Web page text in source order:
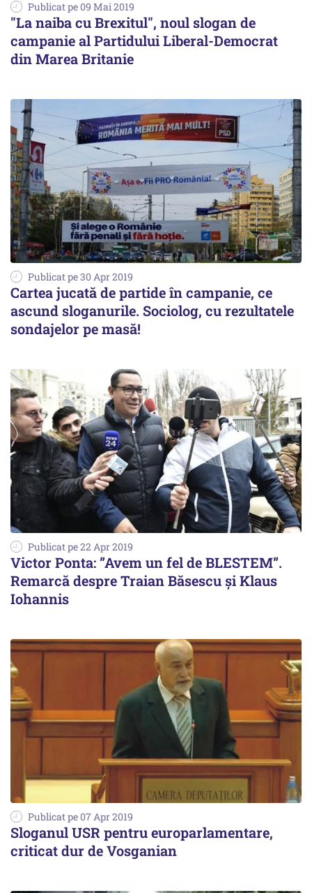
Publicat pe 09 Mai 2019
"La naiba cu Brexitul", noul slogan de
campanie al Partidului Liberal-Democrat
din Marea Britanie
Publicat pe 30 Apr 2019
Cartea jucată de partide în campanie, ce
ascund sloganurile. Sociolog, cu rezultatele
sondajelor pe masă!
Publicat pe 22 Apr 2019
Victor Ponta: ”Avem un fel de BLESTEM”.
Remarcă despre Traian Băsescu și Klaus
Iohannis
Publicat pe 07 Apr 2019
Sloganul USR pentru europarlamentare,
criticat dur de Vosganian